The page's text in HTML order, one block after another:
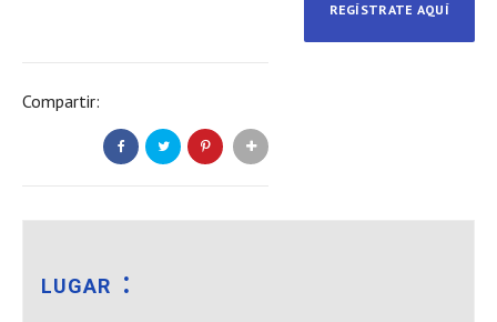
REGÍSTRATE AQUÍ
LUGAR
Compartir: